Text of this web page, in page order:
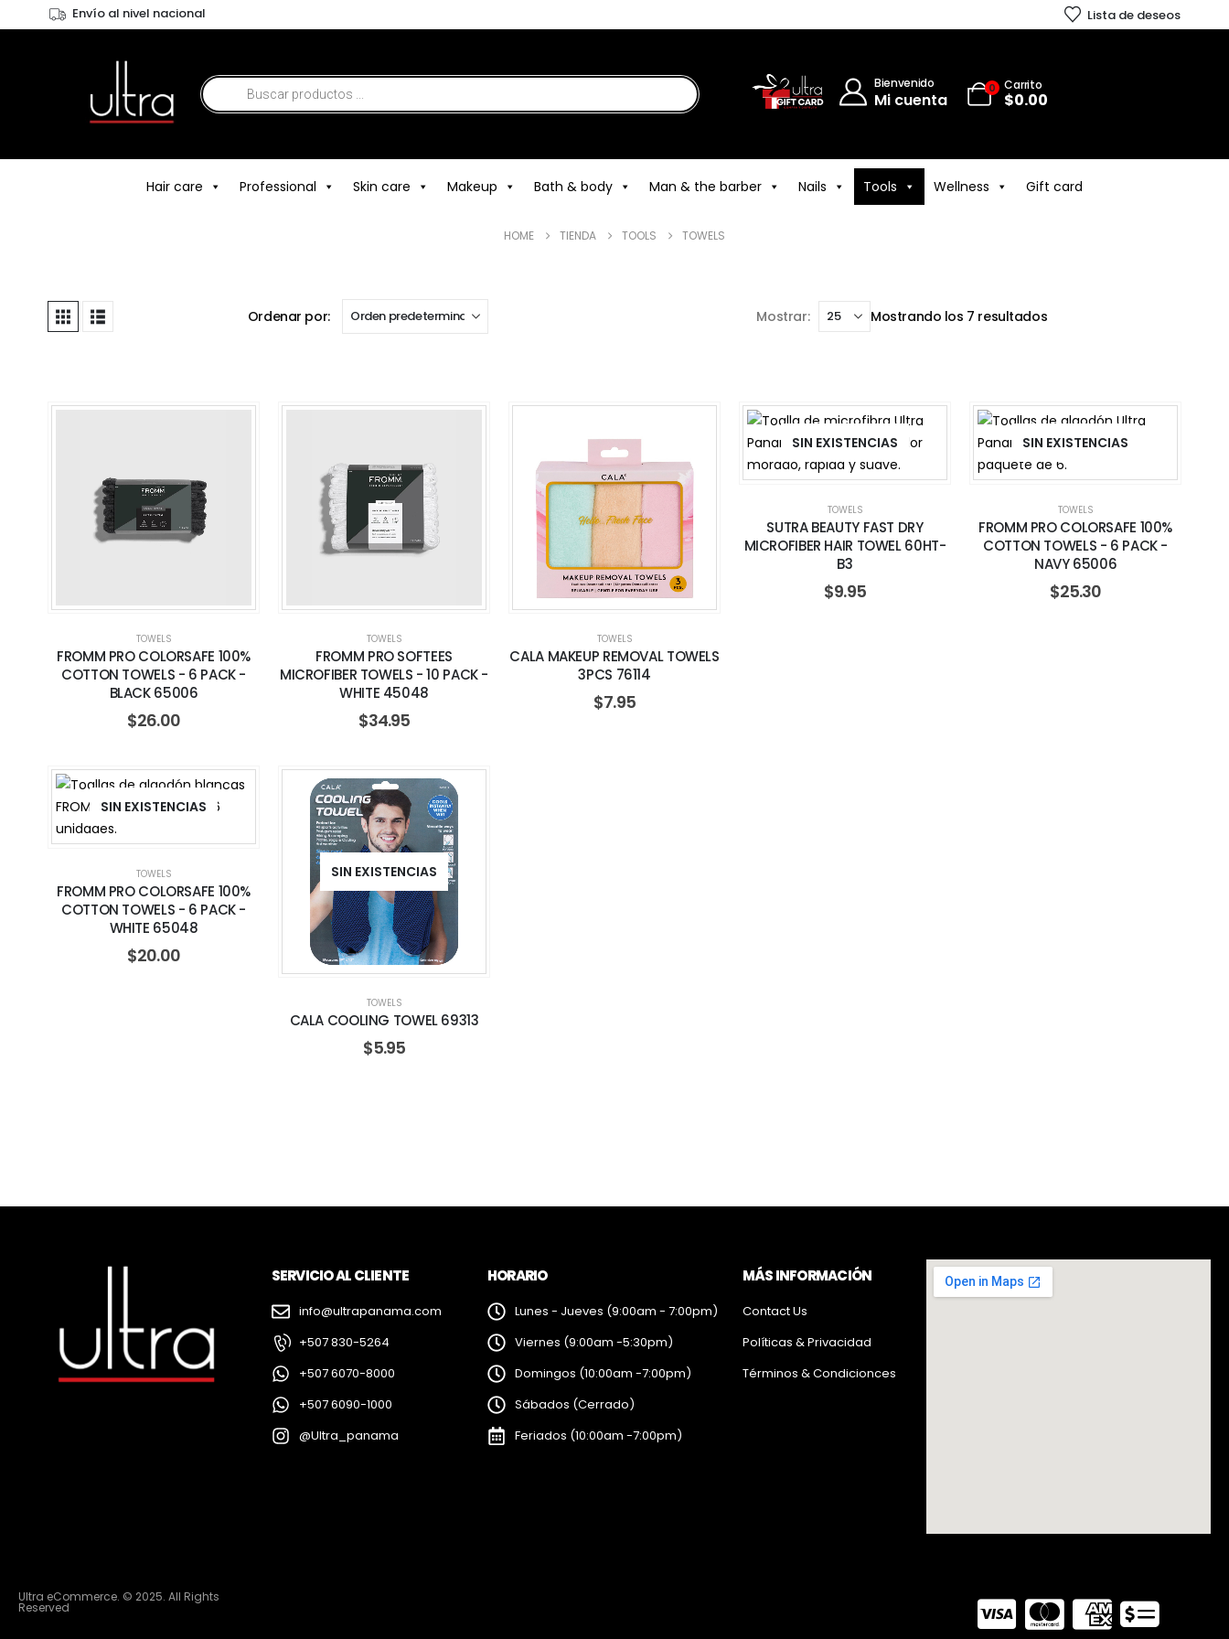
Envío al nivel nacional Lista de deseos
Bienvenido
Mi cuenta
0 Carrito
$0.00
Hair care Professional Skin care Makeup Bath & body Man & the barber Nails Tools Wellness Gift card
HOME TIENDA TOOLS TOWELS
Mostrar: Mostrando los 7 resultados
Ordenar por:
TOWELS
FROMM PRO COLORSAFE 100%
COTTON TOWELS - 6 PACK -
BLACK 65006
$26.00
TOWELS
FROMM PRO SOFTEES
MICROFIBER TOWELS - 10 PACK -
WHITE 45048
$34.95
TOWELS
CALA MAKEUP REMOVAL TOWELS
3PCS 76114
$7.95
SIN EXISTENCIAS
TOWELS
SUTRA BEAUTY FAST DRY
MICROFIBER HAIR TOWEL 60HT-
B3
$9.95
SIN EXISTENCIAS
TOWELS
FROMM PRO COLORSAFE 100%
COTTON TOWELS - 6 PACK -
NAVY 65006
$25.30
SIN EXISTENCIAS
TOWELS
FROMM PRO COLORSAFE 100%
COTTON TOWELS - 6 PACK -
WHITE 65048
$20.00
SIN EXISTENCIAS
TOWELS
CALA COOLING TOWEL 69313
$5.95
Ultra eCommerce. © 2025. All Rights
Reserved
SERVICIO AL CLIENTE
info@ultrapanama.com
+507 830-5264
+507 6070-8000
+507 6090-1000
@Ultra_panama
HORARIO
Lunes - Jueves (9:00am - 7:00pm)
Viernes (9:00am -5:30pm)
Domingos (10:00am -7:00pm)
Sábados (Cerrado)
Feriados (10:00am -7:00pm)
MÁS INFORMACIÓN
Contact Us
Políticas & Privacidad
Términos & Condicionces